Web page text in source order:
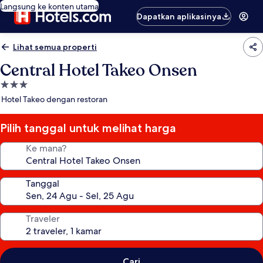
Langsung ke konten utama
Dapatkan aplikasinya
Lihat semua properti
Central Hotel Takeo Onsen
Properti
bintang
Hotel Takeo dengan restoran
Pilih tanggal untuk melihat harga
Ke mana?
Tanggal
Traveler